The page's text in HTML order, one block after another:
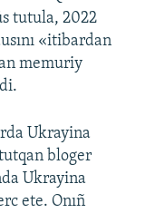
tutula, 2022
«itibardan
memuriy
Ukrayina
bloger
Ukrayina
ete. Onıñ